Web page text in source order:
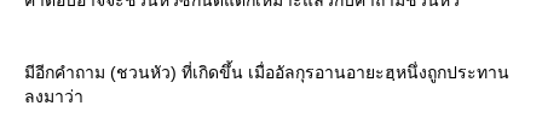
มีอีกคำถาม (ชวนหัว) ที่เกิดขึ้น เมื่ออัลกุรอานอายะฮฺหนึ่งถูกประทาน
ลงมาว่า